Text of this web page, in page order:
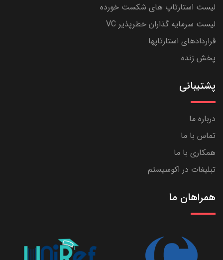
لیست استارتاپ های شکست خورده
لیست سرمایه گذاران خطرپذیر VC
قراردادهای استارتاپها
پخش زنده
پشتیبانی
درباره ما
تماس با ما
همکاری با ما
تبلیغات در اکوسیستم
همراهان ما